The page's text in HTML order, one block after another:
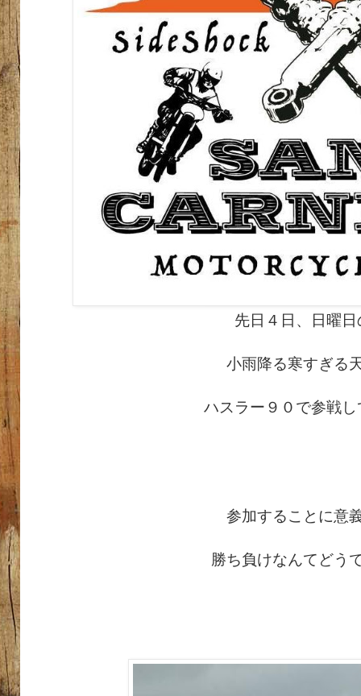
先日４日、日曜
小雨降る寒すぎる
ハスラー９０で参戦
参加することに意
勝ち負けなんてどう